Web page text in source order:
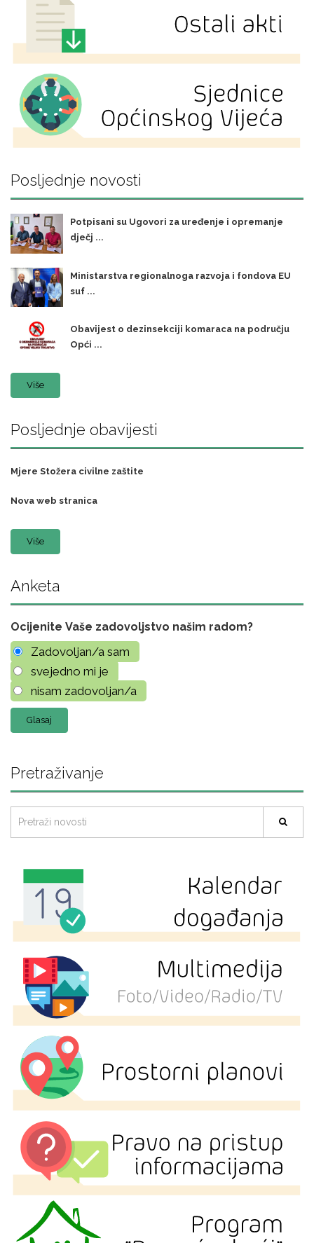
Posljednje novosti
Potpisani su Ugovori za uređenje i opremanje
dječj ...
Ministarstva regionalnoga razvoja i fondova EU
suf ...
Obavijest o dezinsekciji komaraca na području
Opći ...
Više
Posljednje obavijesti
Mjere Stožera civilne zaštite
Nova web stranica
Više
Anketa
Ocijenite Vaše zadovoljstvo našim radom?
Zadovoljan/a sam
svejedno mi je
nisam zadovoljan/a
Pretraživanje